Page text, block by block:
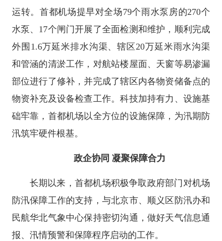
运转。首都机场提早对全场79个雨水泵房的270个
水泵、17个闸门开展了全面检测和维护，顺利完成
外围1.6万延米排水沟渠、辖区20万延米雨水沟渠
和管涵的清淤工作，对航站楼屋面、天窗等易渗漏
部位进行了修补，并完成了辖区内各物资储备点的
物资补充及设备检查工作。科技加持有力、设施基
础牢靠，首都机场以全方位的设施保障，为汛期防
汛筑牢硬件根基。
政企协同 凝聚保障合力
长期以来，首都机场积极争取政府部门对机场
防汛保障工作的支持，与北京市、顺义区防汛办和
民航华北气象中心保持密切沟通，做好天气信息通
报、汛情预警和保障程序启动的工作。